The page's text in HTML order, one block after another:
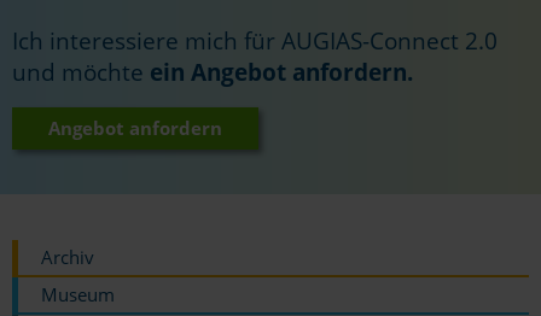
Ich interessiere mich für AUGIAS-Connect 2.0
und möchte ein Angebot anfordern.
Angebot anfordern
Archiv
Museum